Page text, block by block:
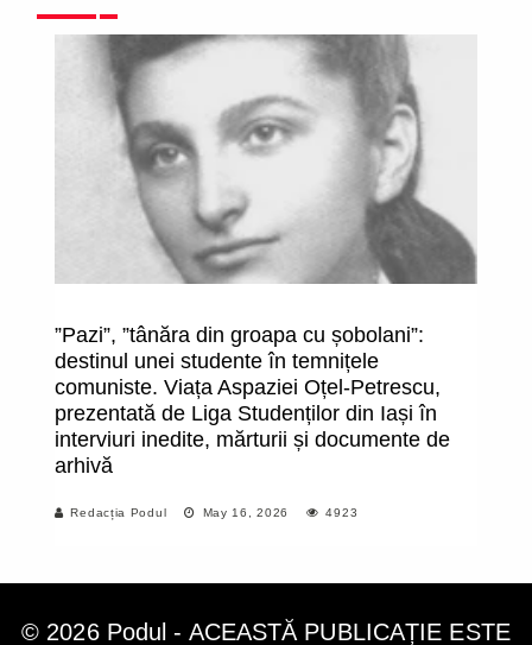
”Pazi”, ”tânăra din groapa cu șobolani”:
destinul unei studente în temnițele
comuniste. Viața Aspaziei Oțel-Petrescu,
prezentată de Liga Studenților din Iași în
interviuri inedite, mărturii și documente de
arhivă
Redacția Podul May 16, 2026 4923
© 2026 Podul - ACEASTĂ PUBLICAȚIE ESTE